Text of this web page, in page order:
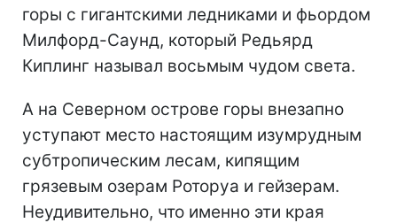
горы с гигантскими ледниками и фьордом
Милфорд-Саунд, который Редьярд
Киплинг называл восьмым чудом света.
А на Северном острове горы внезапно
уступают место настоящим изумрудным
субтропическим лесам, кипящим
грязевым озерам Роторуа и гейзерам.
Неудивительно, что именно эти края